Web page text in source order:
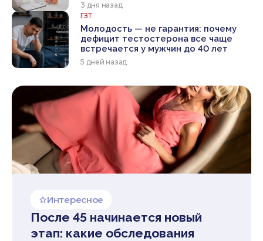
3 дня назад
ГЗТ
Молодость — не гарантия: почему
дефицит тестостерона все чаще
встречается у мужчин до 40 лет
5 дней назад
Интересное
После 45 начинается новый
этап: какие обследования